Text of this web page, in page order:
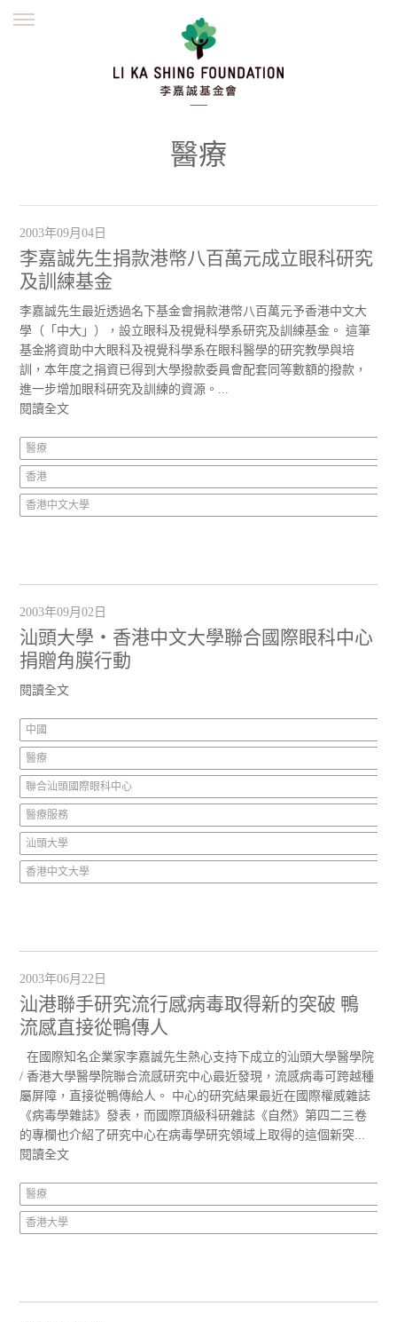
繁體
醫療
2003年09月04日
李嘉誠先生捐款港幣八百萬元成立眼科研究
及訓練基金
李嘉誠先生最近透過名下基金會捐款港幣八百萬元予香港中文大
學（「中大」），設立眼科及視覺科學系研究及訓練基金。 這筆
基金將資助中大眼科及視覺科學系在眼科醫學的研究教學與培
訓，本年度之捐資已得到大學撥款委員會配套同等數額的撥款，
進一步增加眼科研究及訓練的資源。...
閱讀全文
醫療
香港
香港中文大學
2003年09月02日
汕頭大學‧香港中文大學聯合國際眼科中心
捐贈角膜行動
閱讀全文
中國
醫療
聯合汕頭國際眼科中心
醫療服務
汕頭大學
香港中文大學
2003年06月22日
汕港聯手研究流行感病毒取得新的突破 鴨
流感直接從鴨傳人
在國際知名企業家李嘉誠先生熱心支持下成立的汕頭大學醫學院
/ 香港大學醫學院聯合流感研究中心最近發現，流感病毒可跨越種
屬屏障，直接從鴨傳給人。 中心的研究結果最近在國際權威雜誌
《病毒學雜誌》發表，而國際頂級科研雜誌《自然》第四二三卷
的專欄也介紹了研究中心在病毒學研究領域上取得的這個新突...
閱讀全文
醫療
香港大學